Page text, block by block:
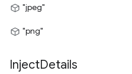
"jpeg"
"png"
InjectDetails